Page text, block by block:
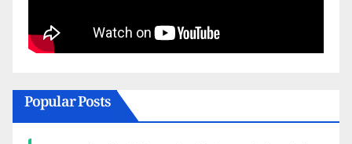
Popular Posts